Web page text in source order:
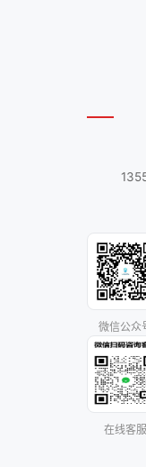
微信公众
在线客服